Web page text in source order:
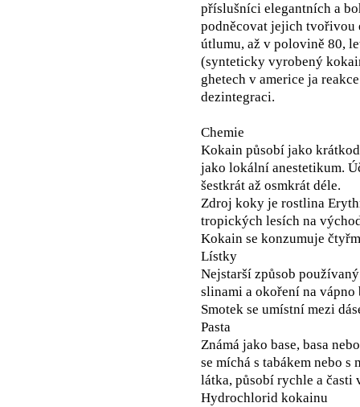
příslušníci elegantních a
podněcovat jejich tvořivou
útlumu, až v polovině 80,
(synteticky vyrobený
ghetech v americe ja
dezintegraci.
Chemie
Kokain působí jako
jako lokální anestetikum.
šestkrát až osmkrát déle.
Zdroj koky je rostlina
tropických lesích na
Kokain se konzumuje
Lístky
Nejstarší způsob
slinami a okoření na vápno
Smotek se umístní mezi
Pasta
Známá jako base, basa
se míchá s tabákem nebo
látka, působí rychle a časti
Hydrochlorid kokainu